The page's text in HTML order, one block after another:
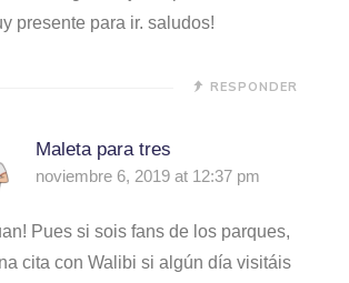
presente para ir. saludos!
RESPONDER
Maleta para tres
noviembre 6, 2019 at 12:37 pm
Pues si sois fans de los parques,
cita con Walibi si algún día visitáis